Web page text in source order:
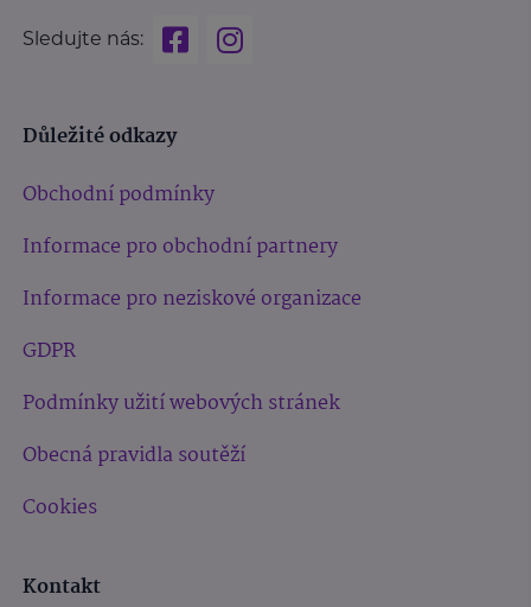
Sledujte nás:
Důležité odkazy
Obchodní podmínky
Informace pro obchodní partnery
Informace pro neziskové organizace
GDPR
Podmínky užití webových stránek
Obecná pravidla soutěží
Cookies
Kontakt